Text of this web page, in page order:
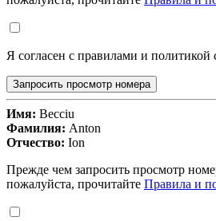
Я согласен с правилами и политикой
Запросить просмотр номера
Имя: Becciu
Фамилия: Anton
Отчество: Ion
Прежде чем запросить просмотр
пожалуйста, прочитайте Правила и